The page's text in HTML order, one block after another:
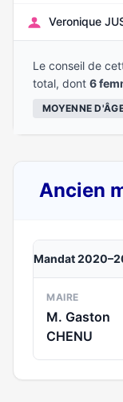
Veronique
Le conseil de
total, dont 6
MOYENNE
Ancien
Mandat
MAIRE
M. Gaston
CHENU